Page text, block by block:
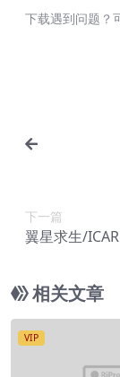
下载遇到问题？
下一篇
翼星求生/
相关文章
VIP